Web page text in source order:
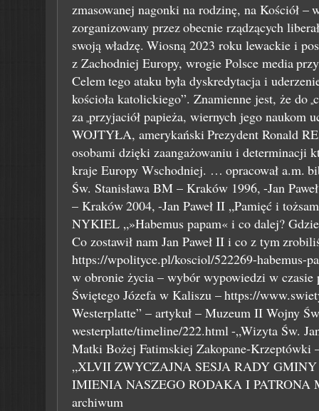
zmasowanej nagonki na rodzinę, na Kościół –
zorganizowany przezobecnie rządzących
swoją władzę. Wiosną 2023 roku lewackie i
z Zachodniej Europy, wrogie Polsce media
Celemtego ataku była dyskredytacja i
kościoła katolickiego”. Znamienne jest, że do „
za „przyjaciół papieża, wiernych jego naukom
WOJTYŁA, amerykańskiPrezydent Ronald
osobami dzięki zaangażowaniu i determinacji
kraje Europy Wschodniej. … opracował a.m.
Św. Stanisława BM – Kraków 1996, -Jan
– Kraków2004, -Jan Paweł II „Pamięć i
NYKIEL „»Habemus papam« i co dalej?
Co zostawił nam Jan Paweł II i co z tym
https://wpolityce.pl/kosciol/522269-habemus-
w obronie życia – wybór wypowiedzi w czasie
Świętego Józefa w Kaliszu –https://
Westerplatte” – artykuł – Muzeum II Wojny
westerplatte/timeline/222.html-„Wizyta Św.
Matki Bożej Fatimskiej Zakopane-Krzeptówki
„XLVII ZWYCZAJNA SESJA RADY
IMIENIA NASZEGO RODAKA I PATRONA
archiwum